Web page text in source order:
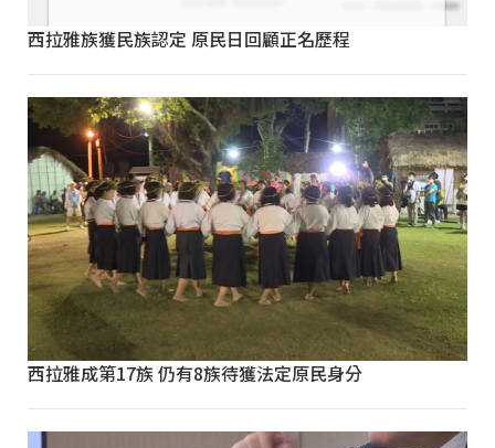
西拉雅族獲民族認定 原民日回顧正名歷程
西拉雅成第17族 仍有8族待獲法定原民身分